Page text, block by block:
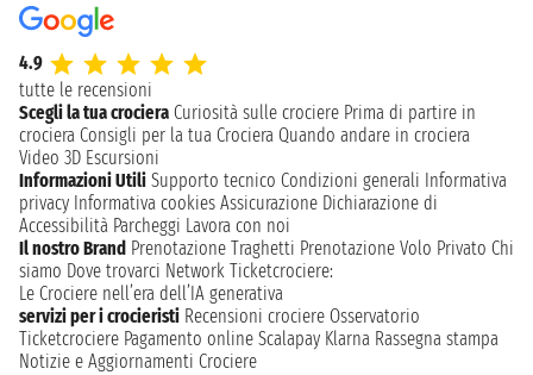
4.9
tutte le recensioni
Scegli la tua crociera Curiosità sulle crociere Prima di partire in
crociera Consigli per la tua Crociera Quando andare in crociera
Video 3D Escursioni
Informazioni Utili Supporto tecnico Condizioni generali Informativa
privacy Informativa cookies Assicurazione Dichiarazione di
Accessibilità Parcheggi Lavora con noi
Il nostro Brand Prenotazione Traghetti Prenotazione Volo Privato Chi
siamo Dove trovarci Network Ticketcrociere:
Le Crociere nell’era dell’IA generativa
servizi per i crocieristi Recensioni crociere Osservatorio
Ticketcrociere Pagamento online Scalapay Klarna Rassegna stampa
Notizie e Aggiornamenti Crociere